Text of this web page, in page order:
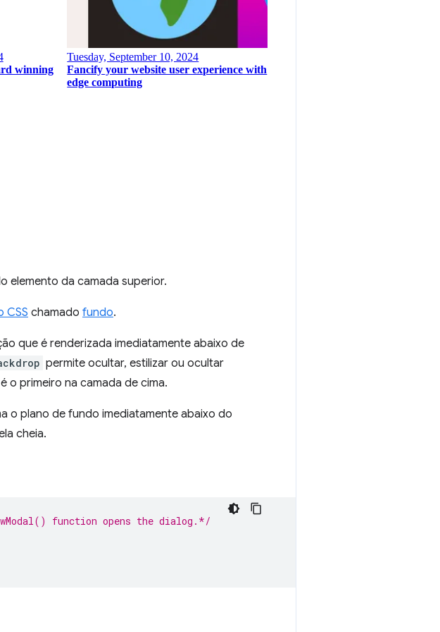
elemento da camada superior.
CSS chamado fundo.
que é renderizada imediatamente abaixo de
permite ocultar, estilizar ou ocultar
o primeiro na camada de cima.
o plano de fundo imediatamente abaixo do
cheia.
function opens the dialog.*/